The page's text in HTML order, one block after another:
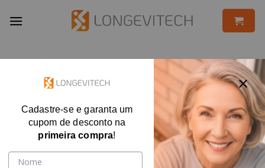
Cadastre-se e garanta um
cupom de desconto na
primeira compra!